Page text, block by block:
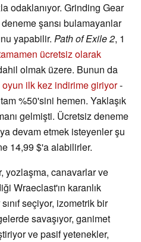
odaklanıyor. Grinding Gear
şansı bulamayanlar
yapabilir. Path of Exile 2, 1
ücretsiz olarak
olmak üzere. Bunun da
ilk kez indirime giriyor-
%50'sini hemen. Yaklaşık
gelmişti. Ücretsiz deneme
devam etmek isteyenler şu
14,99 $'a alabilirler.
yozlaşma, canavarlar ve
Wraeclast'ın karanlık
seçiyor, izometrik bir
savaşıyor, ganimet
ve pasif yetenekler,